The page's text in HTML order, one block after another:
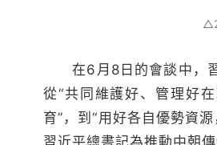
在6月8日的會談中，習
從“共同維護好、管理好
育”，到“用好各自優勢資
習近平總書記為推動中朝